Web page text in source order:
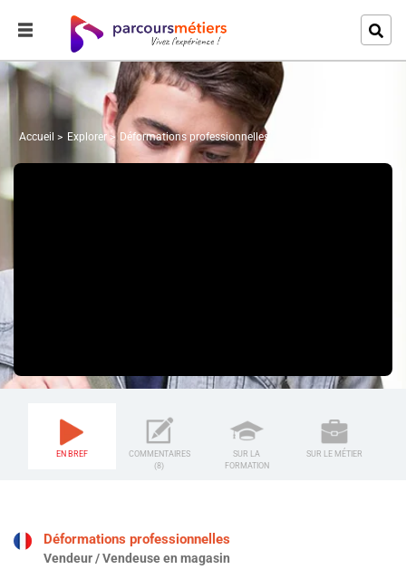
Accueil Explorer Déformations professionnelles
EN BREF
COMMENTAIRES
(8)
SUR LA
FORMATION
SUR LE MÉTIER
Déformations professionnelles
Vendeur / Vendeuse en magasin